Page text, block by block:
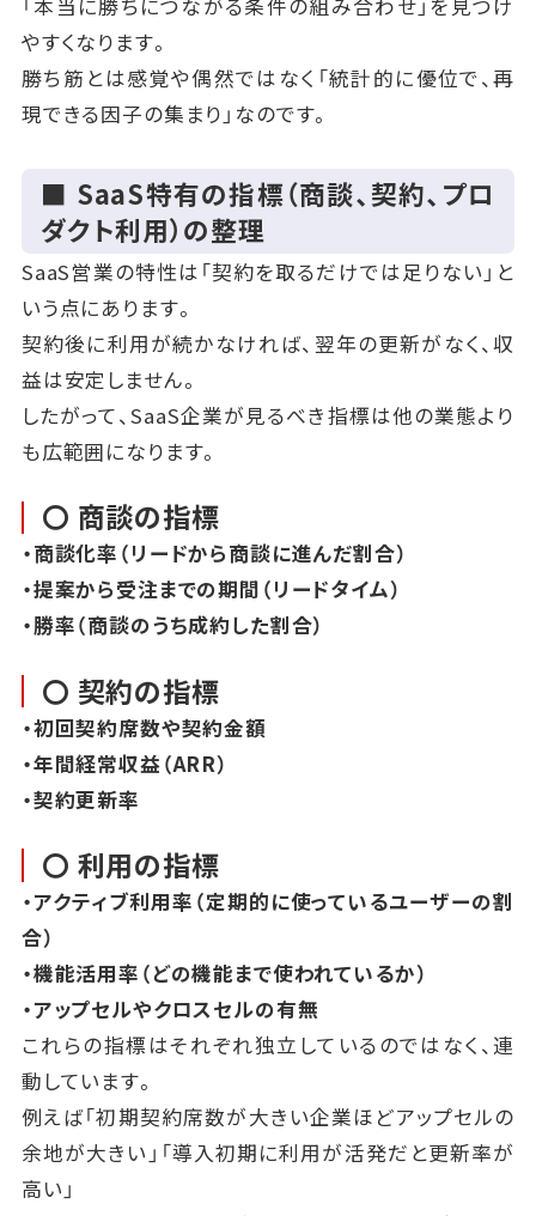
「本当に勝ちにつながる条件の組み合わせ」を見つけ
やすくなります。
勝ち筋とは感覚や偶然ではなく「統計的に優位で、再
現できる因子の集まり」なのです。
■ SaaS特有の指標（商談、契約、プロ
ダクト利用）の整理
SaaS営業の特性は「契約を取るだけでは足りない」と
いう点にあります。
契約後に利用が続かなければ、翌年の更新がなく、収
益は安定しません。
したがって、SaaS企業が見るべき指標は他の業態より
も広範囲になります。
〇 商談の指標
・商談化率（リードから商談に進んだ割合）
・提案から受注までの期間（リードタイム）
・勝率（商談のうち成約した割合）
〇 契約の指標
・初回契約席数や契約金額
・年間経常収益（ARR）
・契約更新率
〇 利用の指標
・アクティブ利用率（定期的に使っているユーザーの割
合）
・機能活用率（どの機能まで使われているか）
・アップセルやクロスセルの有無
これらの指標はそれぞれ独立しているのではなく、連
動しています。
例えば「初期契約席数が大きい企業ほどアップセルの
余地が大きい」「導入初期に利用が活発だと更新率が
高い」